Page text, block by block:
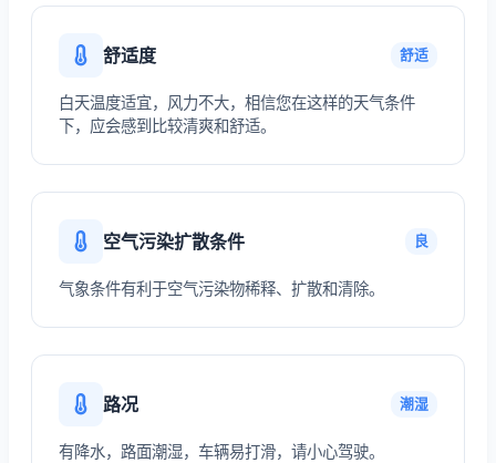
舒适度 舒适
白天温度适宜，风力不大，相信您在这样的天气条件
下，应会感到比较清爽和舒适。
空气污染扩散条件 良
气象条件有利于空气污染物稀释、扩散和清除。
路况 潮湿
有降水，路面潮湿，车辆易打滑，请小心驾驶。